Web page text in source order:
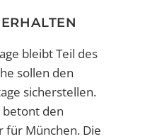
bleibt Teil des
sollen den
sicherstellen.
betont den
für München. Die